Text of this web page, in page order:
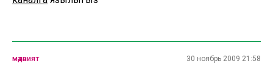
мәдәният 30 ноябрь 2009 21:58